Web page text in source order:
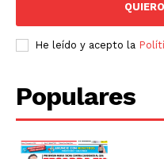
He leído y acepto la
Populares